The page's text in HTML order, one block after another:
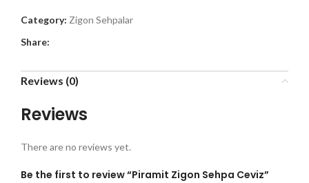
Category: Zigon Sehpalar
Share:
Reviews (0)
Reviews
There are no reviews yet.
Be the first to review “Piramit Zigon Sehpa Ceviz”